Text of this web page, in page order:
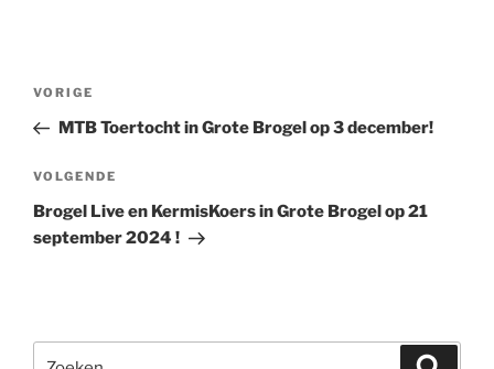
Bericht
Vorig
bericht
VORIGE
MTB Toertocht in Grote Brogel op 3 december!
Volgend
bericht
VOLGENDE
Brogel Live en KermisKoers in Grote Brogel op 21
september 2024 !